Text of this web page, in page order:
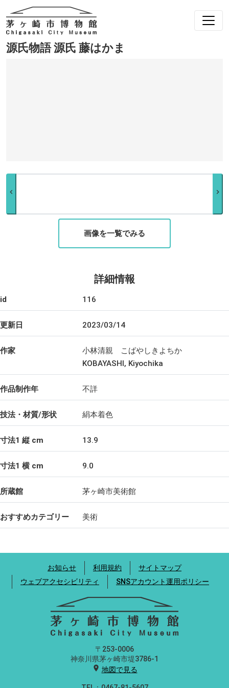
源氏物語 源氏 藤はかま
chevron_left chevron_right
画像を一覧でみる
詳細情報
id 116
更新日 2023/03/14
作家
小林清親 こばやしきよちか
KOBAYASHI, Kiyochika
作品制作年 不詳
技法・材質/形状 絹本着色
寸法1 縦 cm 13.9
寸法1 横 cm 9.0
所蔵館 茅ヶ崎市美術館
おすすめカテゴリー 美術
お知らせ 利用規約
サイトマップ
ウェブアクセシビリティ
SNSアカウント運用ポリシー
〒253-0006
神奈川県茅ヶ崎市堤3786-1
location_on 地図で見る